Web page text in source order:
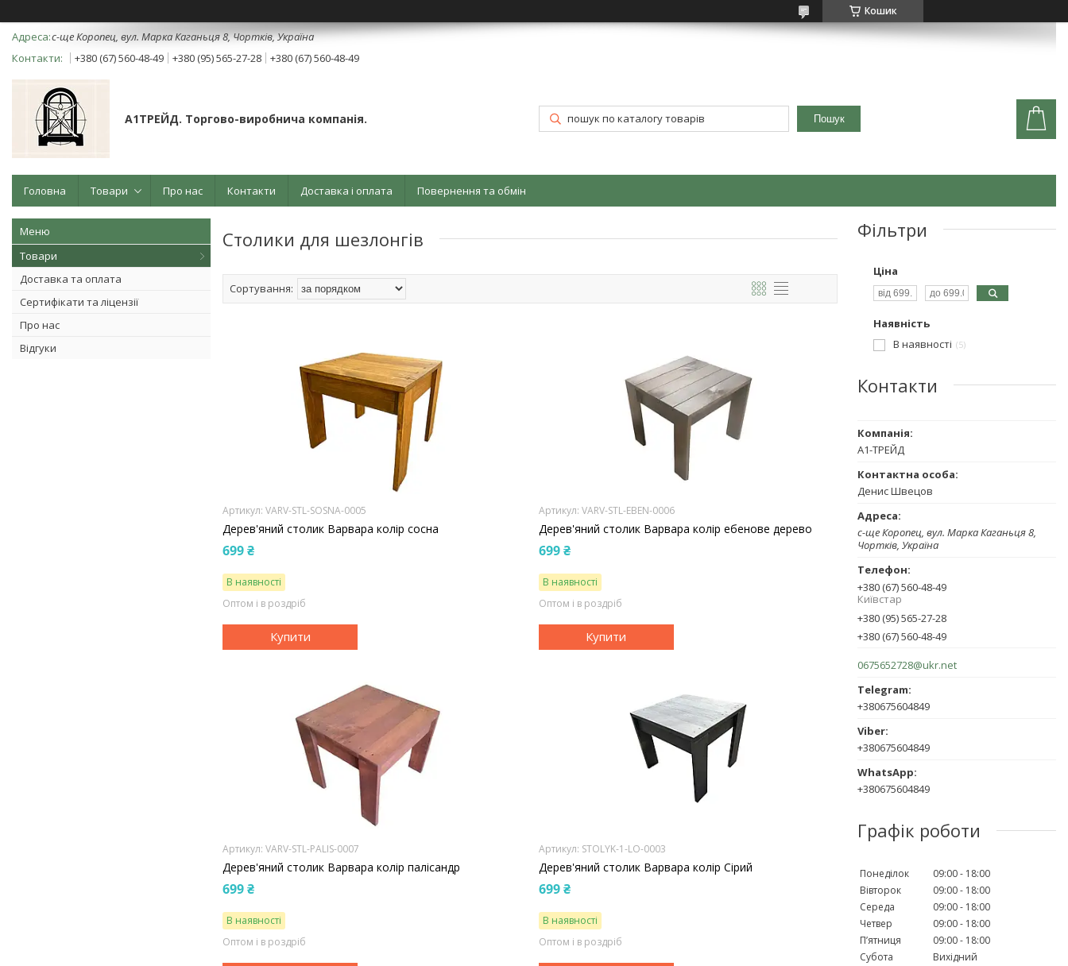
Кошик
с-ще Коропец, вул. Марка Каганьця 8, Чортків, Україна
+380 (67) 560-48-49
+380 (95) 565-27-28 +380 (67) 560-48-49
А1ТРЕЙД. Торгово-виробнича компанія. Пошук
Головна Товари Про нас Контакти Доставка і оплата Повернення та обмін
Товари
Доставка та оплата
Сертифікати та ліцензії
Про нас
Відгуки
Столики для шезлонгів
VARV-STL-SOSNA-0005
Дерев'яний столик Варвара колір сосна
699 ₴
В наявності
Оптом і в роздріб
Купити
VARV-STL-EBEN-0006
Дерев'яний столик Варвара колір ебенове дерево
699 ₴
В наявності
Оптом і в роздріб
Купити
VARV-STL-PALIS-0007
Дерев'яний столик Варвара колір палісандр
699 ₴
В наявності
Оптом і в роздріб
STOLYK-1-LO-0003
Дерев'яний столик Варвара колір Сірий
699 ₴
В наявності
Оптом і в роздріб
Фільтри
Ціна
Наявність
В наявності
5
Контакти
А1-ТРЕЙД
Денис Швецов
с-ще Коропец, вул. Марка Каганьця 8,
Чортків, Україна
+380 (67) 560-48-49
Київстар
+380 (95) 565-27-28
+380 (67) 560-48-49
0675652728@ukr.net
+380675604849
+380675604849
+380675604849
Графік роботи
Понеділок 09:00
18:00
Вівторок
09:00
18:00
Середа
09:00
18:00
Четвер
09:00
18:00
Пʼятниця
09:00
18:00
Субота
Вихідний